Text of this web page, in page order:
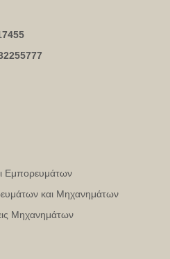
Εμπορευμάτων
και Μηχανημάτων
Μηχανημάτων